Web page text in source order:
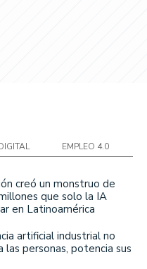
EMPLEO 4.0
creó un monstruo de
que solo la IA
en Latinoamérica
artificial industrial no
las personas, potencia sus